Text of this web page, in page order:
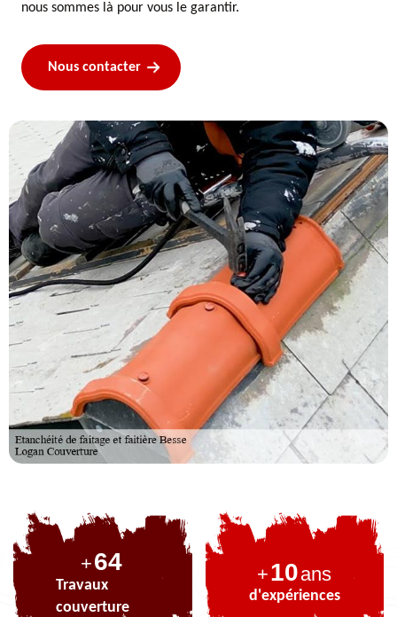
nous sommes là pour vous le garantir.
Nous contacter
+81
Travaux
couverture
+10ans
d'expériences